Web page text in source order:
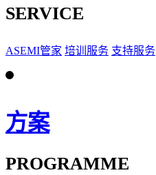
SERVICE
ASEMI管家 培训服务 支持服务
方案
PROGRAMME